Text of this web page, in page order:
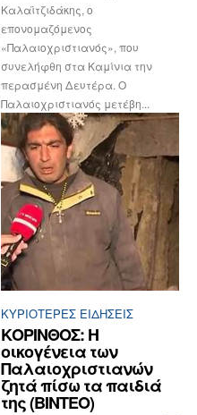
Καλαϊτζιδάκης, ο
επονομαζόμενος
«Παλαιοχριστιανός», που
συνελήφθη στα Καμίνια την
περασμένη Δευτέρα. Ο
Παλαιοχριστιανός μετέβη...
ΚΥΡΙΌΤΕΡΕΣ ΕΙΔΉΣΕΙΣ
ΚΟΡΙΝΘΟΣ: Η
οικογένεια των
Παλαιοχριστιανών
ζητά πίσω τα παιδιά
της (ΒΙΝΤΕΟ)